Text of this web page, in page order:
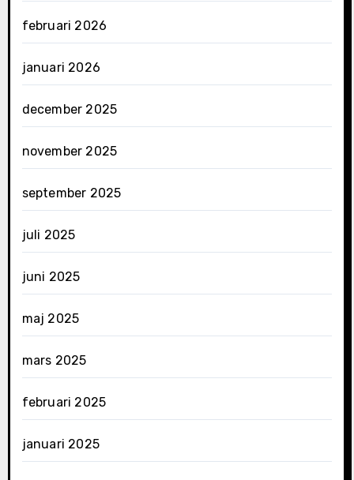
februari 2026
januari 2026
december 2025
november 2025
september 2025
juli 2025
juni 2025
maj 2025
mars 2025
februari 2025
januari 2025